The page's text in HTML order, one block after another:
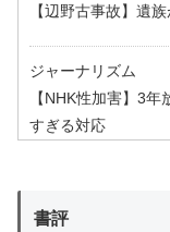
【辺野古事故】遺
ジャーナリズム
【NHK性加害】3
すぎる対応
書評